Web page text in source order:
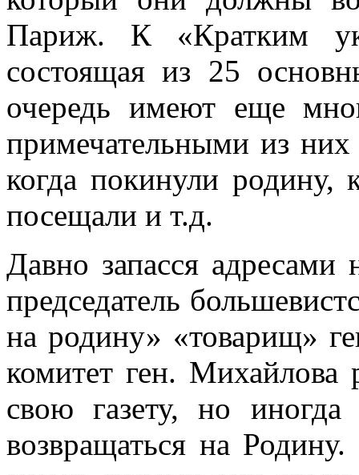
Париж. К «Кратким
состоящая из 25
очередь имеют еще
примечательными из них
когда покинули родину,
посещали и т.д.
Давно запасся
председатель
на родину» «товарищ»
комитет ген. Михайлова
свою газету, но
возвращаться на